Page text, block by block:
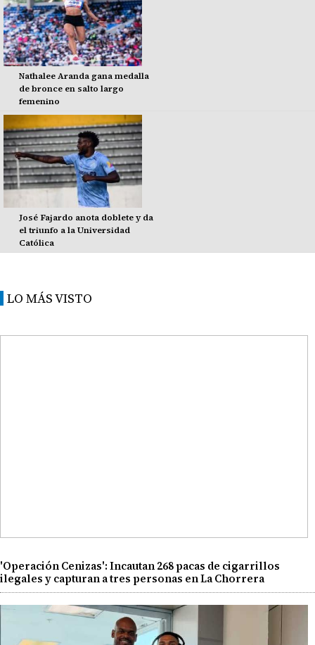
Nathalee Aranda gana medalla
de bronce en salto largo
femenino
José Fajardo anota doblete y da
el triunfo a la Universidad
Católica
LO MÁS VISTO
'Operación Cenizas': Incautan 268 pacas de cigarrillos
ilegales y capturan a tres personas en La Chorrera